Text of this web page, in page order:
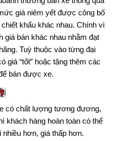
giá niêm yết được công bố
khấu khác nhau. Chính vì
giá bán khác nhau nhằm đạt
Tuỳ thuộc vào từng đại
giá “tốt” hoặc tặng thêm các
bán được xe.
có chất lượng tương đương,
khách hàng hoàn toàn có thể
hơn, giá thấp hơn.